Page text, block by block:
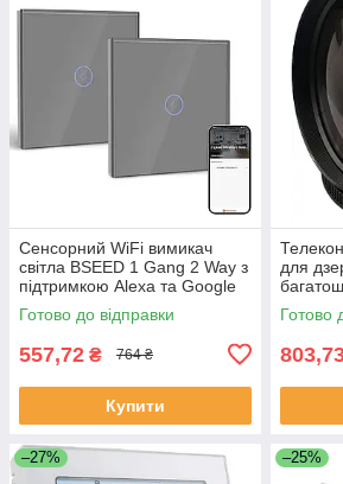
Сенсорний WiFi вимикач
світла BSEED 1 Gang 2 Way з
підтримкою Alexa та Google
Home сірий
Готово до відправки
557,72 ₴ 764 ₴
Купити
для
Готово
–27% –25%